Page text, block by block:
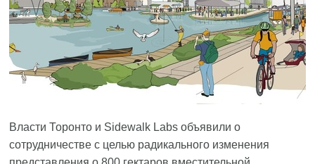
Власти Торонто и Sidewalk Labs объявили о
сотрудничестве с целью радикального изменения